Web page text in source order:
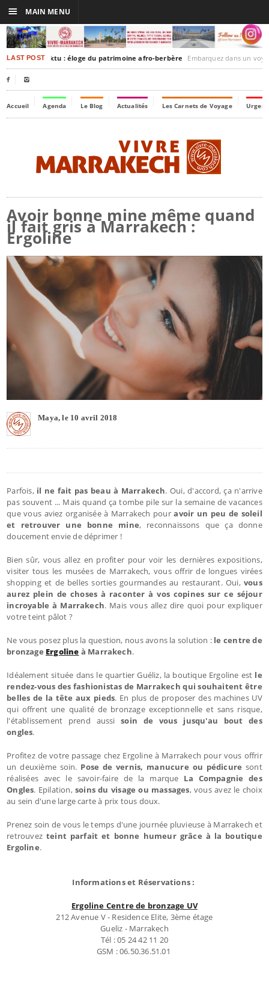
LAST POSTTimbuktu : éloge du patrimoine afro-berbère Embarquez dans un voyage culturel dans le
 
Accueil Agenda Le Blog Actualités Les Carnets de Voyage
Avoir bonne mine même quand
il fait gris à Marrakech :
Ergoline
Maya, le 10 avril 2018
Parfois,il ne fait pas beau à Marrakech. Oui, d'accord, ça n'arrive
pas souvent ... Mais quand ça tombe pile sur la semaine de vacances
que vous aviez organisée à Marrakech pouravoir un peu de soleil
et retrouver une bonne mine, reconnaissons que ça donne
doucement envie de déprimer !
Bien sûr, vous allez en profiter pour voir les dernières expositions,
visiter tous les musées de Marrakech, vous offrir de longues virées
shopping et de belles sorties gourmandes au restaurant. Oui,vous
aurez plein de choses à raconter à vos copines sur ce séjour
incroyable à Marrakech. Mais vous allez dire quoi pour expliquer
votre teint pâlot ?
Ne vous posez plus la question, nous avons la solution : le centre de
bronzage Ergoline à Marrakech.
Idéalement située dans le quartier Guéliz, la boutique Ergoline est le
rendez-vous des fashionistas de Marrakech qui souhaitent être
belles de la tête aux pieds. En plus de proposer des machines UV
qui offrent une qualité de bronzage exceptionnelle et sans risque,
l'établissement prend aussisoin de vous jusqu'au bout des
ongles.
Profitez de votre passage chez Ergoline à Marrakech pour vous offrir
un deuxième soin. Pose de vernis, manucure ou pédicure sont
réalisées avec le savoir-faire de la marque La Compagnie des
Ongles. Epilation,soins du visage ou massages, vous avez le choix
au sein d'une large carte à prix tous doux.
Prenez soin de vous le temps d'une journée pluvieuse à Marrakech et
retrouvezteint parfait et bonne humeur grâce à la boutique
Ergoline.
Informations et Réservations :
Ergoline Centre de bronzage UV
212 Avenue V - Residence Elite, 3ème étage
Gueliz - Marrakech
Tél : 05 24 42 11 20
GSM : 06.50.36.51.01
☰ MAIN MENU